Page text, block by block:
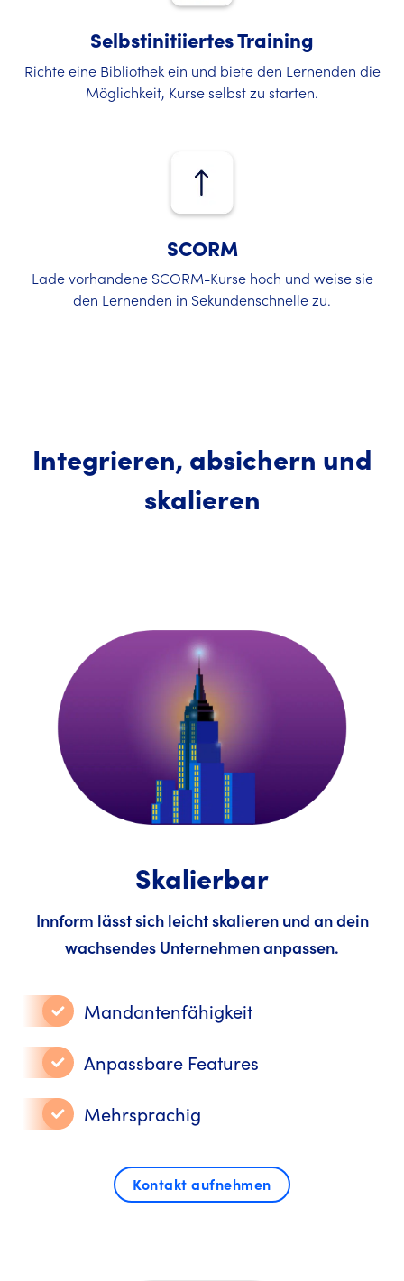
Selbstinitiiertes Training
Richte eine Bibliothek ein und biete den Lernenden die
Möglichkeit, Kurse selbst zu starten.
SCORM
Lade vorhandene SCORM-Kurse hoch und weise sie
den Lernenden in Sekundenschnelle zu.
Integrieren, absichern und
skalieren
Skalierbar
Innform lässt sich leicht skalieren und an dein
wachsendes Unternehmen anpassen.
Mandantenfähigkeit
Anpassbare Features
Mehrsprachig
Kontakt aufnehmen